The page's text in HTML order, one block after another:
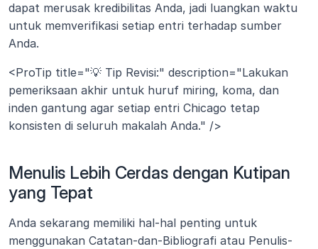
dapat merusak kredibilitas Anda, jadi luangkan waktu
untuk memverifikasi setiap entri terhadap sumber
Anda.
<ProTip title="💡 Tip Revisi:" description="Lakukan
pemeriksaan akhir untuk huruf miring, koma, dan
inden gantung agar setiap entri Chicago tetap
konsisten di seluruh makalah Anda." />
Menulis Lebih Cerdas dengan Kutipan
yang Tepat
Anda sekarang memiliki hal-hal penting untuk
menggunakan Catatan-dan-Bibliografi atau Penulis-